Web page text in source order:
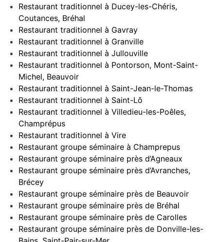
Restaurant traditionnel à Ducey-les-Chéris,
Coutances, Bréhal
Restaurant traditionnel à Gavray
Restaurant traditionnel à Granville
Restaurant traditionnel à Jullouville
Restaurant traditionnel à Pontorson, Mont-Saint-
Michel, Beauvoir
Restaurant traditionnel à Saint-Jean-le-Thomas
Restaurant traditionnel à Saint-Lô
Restaurant traditionnel à Villedieu-les-Poêles,
Champrépus
Restaurant traditionnel à Vire
Restaurant groupe séminaire à Champrepus
Restaurant groupe séminaire près d’Agneaux
Restaurant groupe séminaire près d’Avranches,
Brécey
Restaurant groupe séminaire près de Beauvoir
Restaurant groupe séminaire près de Bréhal
Restaurant groupe séminaire près de Carolles
Restaurant groupe séminaire près de Donville-les-